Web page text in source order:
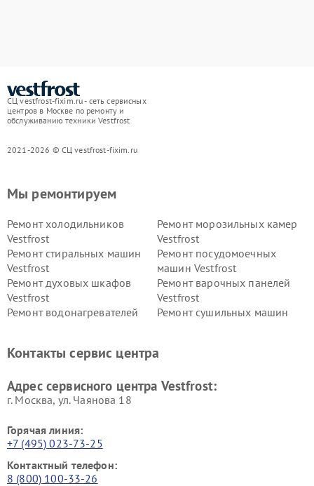
СЦ vestfrost-fixim.ru - сеть сервисных
центров в Москве по ремонту и
обслуживанию техники Vestfrost
2021-2026 © СЦ vestfrost-fixim.ru
Мы ремонтируем
Ремонт холодильников
Vestfrost
Ремонт морозильных камер
Vestfrost
Ремонт стиральных машин
Vestfrost
Ремонт посудомоечных
машин Vestfrost
Ремонт духовых шкафов
Vestfrost
Ремонт варочных панелей
Vestfrost
Ремонт водонагревателей
Ремонт сушильных машин
Vestfrost
Контакты сервис центра
Адрес сервисного центра Vestfrost:
г. Москва, ул. Чаянова 18
Горячая линия:
+7 (495) 023-73-25
Контактный телефон:
8 (800) 100-33-26